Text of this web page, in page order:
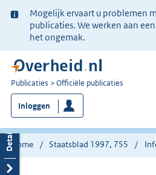
Ter
informatie:
Mogelijk ervaart u problemen
publicaties. We werken aan
het ongemak.
U
bent
nu
hier:
Publicaties Officiële publicaties
Inloggen
Home Staatsblad 1997, 755